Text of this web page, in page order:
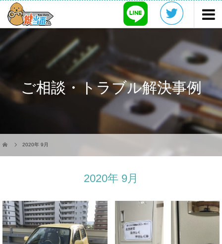
ご相談・トラブル解決事例
2020年 9月
2020年 9月